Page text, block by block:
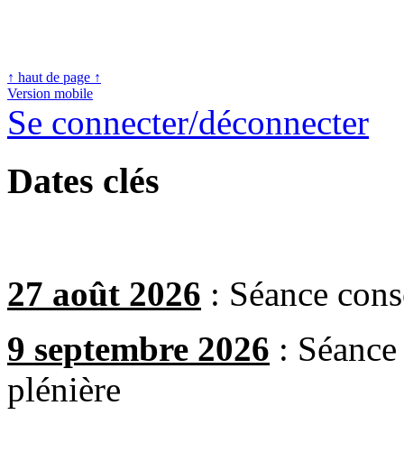
↑ haut de page ↑
Version mobile
Se connecter/déconnecter
Dates clés
27 août 2026 : Séance
9 septembre 2026 :
plénière